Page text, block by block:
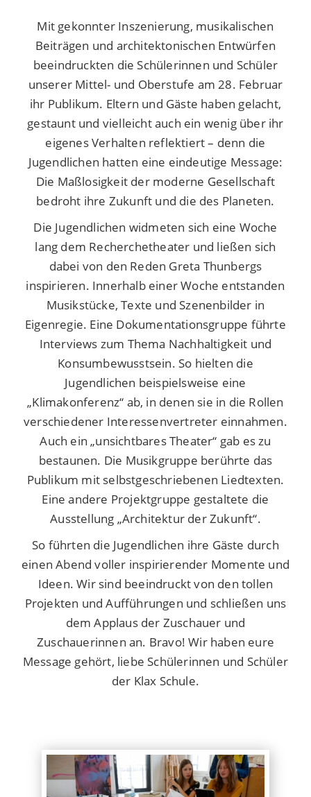
Mit gekonnter Inszenierung, musikalischen
Beiträgen und architektonischen Entwürfen
beeindruckten die Schülerinnen und Schüler
unserer Mittel- und Oberstufe am 28. Februar
ihr Publikum. Eltern und Gäste haben gelacht,
gestaunt und vielleicht auch ein wenig über ihr
eigenes Verhalten reflektiert – denn die
Jugendlichen hatten eine eindeutige Message:
Die Maßlosigkeit der moderne Gesellschaft
bedroht ihre Zukunft und die des Planeten.
Die Jugendlichen widmeten sich eine Woche
lang dem Recherchetheater und ließen sich
dabei von den Reden Greta Thunbergs
inspirieren. Innerhalb einer Woche entstanden
Musikstücke, Texte und Szenenbilder in
Eigenregie. Eine Dokumentationsgruppe führte
Interviews zum Thema Nachhaltigkeit und
Konsumbewusstsein. So hielten die
Jugendlichen beispielsweise eine
„Klimakonferenz“ ab, in denen sie in die Rollen
verschiedener Interessenvertreter einnahmen.
Auch ein „unsichtbares Theater“ gab es zu
bestaunen. Die Musikgruppe berührte das
Publikum mit selbstgeschriebenen Liedtexten.
Eine andere Projektgruppe gestaltete die
Ausstellung „Architektur der Zukunft“.
So führten die Jugendlichen ihre Gäste durch
einen Abend voller inspirierender Momente und
Ideen. Wir sind beeindruckt von den tollen
Projekten und Aufführungen und schließen uns
dem Applaus der Zuschauer und
Zuschauerinnen an. Bravo! Wir haben eure
Message gehört, liebe Schülerinnen und Schüler
der Klax Schule.